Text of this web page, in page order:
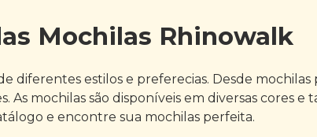
Mochilas Rhinowalk
diferentes estilos e preferecias. Desde
mochilas são disponíveis em diversas cores
e encontre sua mochilas perfeita.